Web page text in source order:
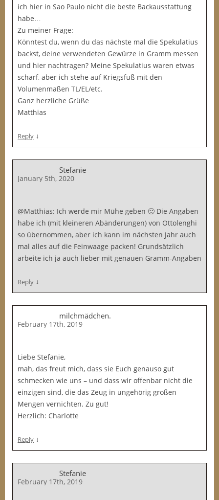
ich hier in Sao Paulo nicht die beste Backausstattung
habe…
Zu meiner Frage:
Könntest du, wenn du das nächste mal die Spekulatius
backst, deine verwendeten Gewürze in Gramm messen
und hier nachtragen? Meine Spekulatius waren etwas
scharf, aber ich stehe auf Kriegsfuß mit den
Volumenmaßen TL/EL/etc.
Ganz herzliche Grüße
Matthias
Reply ↓
Stefanie
January 5th, 2020
@Matthias: Ich werde mir Mühe geben 🙂 Die Angaben
habe ich (mit kleineren Abänderungen) von Ottolenghi
so übernommen, aber ich kann im nächsten Jahr auch
mal alles auf die Feinwaage packen! Grundsätzlich
arbeite ich ja auch lieber mit genauen Gramm-Angaben
Reply ↓
milchmädchen.
February 17th, 2019
Liebe Stefanie,
mah, das freut mich, dass sie Euch genauso gut
schmecken wie uns – und dass wir offenbar nicht die
einzigen sind, die das Zeug in ungehörig großen
Mengen vernichten. Zu gut!
Herzlich: Charlotte
Reply ↓
Stefanie
February 17th, 2019